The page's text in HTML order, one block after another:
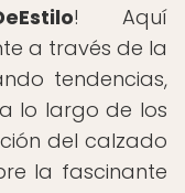
! Aquí
a través de la
tendencias,
lo largo de los
del calzado
la fascinante